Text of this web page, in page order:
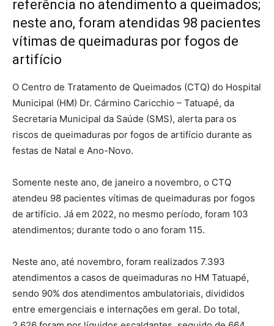
referência no atendimento a queimados;
neste ano, foram atendidas 98 pacientes
vítimas de queimaduras por fogos de
artifício
O Centro de Tratamento de Queimados (CTQ) do Hospital
Municipal (HM) Dr. Cármino Caricchio – Tatuapé, da
Secretaria Municipal da Saúde (SMS), alerta para os
riscos de queimaduras por fogos de artifício durante as
festas de Natal e Ano-Novo.
Somente neste ano, de janeiro a novembro, o CTQ
atendeu 98 pacientes vítimas de queimaduras por fogos
de artifício. Já em 2022, no mesmo período, foram 103
atendimentos; durante todo o ano foram 115.
Neste ano, até novembro, foram realizados 7.393
atendimentos a casos de queimaduras no HM Tatuapé,
sendo 90% dos atendimentos ambulatoriais, divididos
entre emergenciais e internações em geral. Do total,